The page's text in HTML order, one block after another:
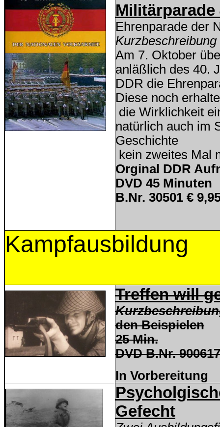
Militärparade
Ehrenparade der
Kurzbeschreibung
Am 7. Oktober
anläßlich des 40.
DDR die
Diese noch
die Wirklichkeit
natürlich auch im
Geschichte
kein zweites Mal
Orginal DDR
DVD 45 Minuten
B.Nr. 30501 €
Kampfausbildung
Treffen will
den Beispielen
25 Min.
DVD B.Nr.
In Vorbereitung
Gefecht